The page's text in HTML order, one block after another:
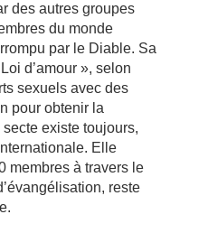
des autres groupes
du monde
par le Diable. Sa
d’amour », selon
sexuels avec des
pour obtenir la
existe toujours,
Elle
membres à travers le
reste